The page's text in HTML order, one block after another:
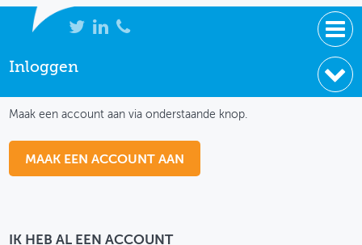
NIEUWS
THEMASITES
Inloggen
Maak een account aan via onderstaande knop.
MAAK EEN ACCOUNT AAN
IK HEB AL EEN ACCOUNT